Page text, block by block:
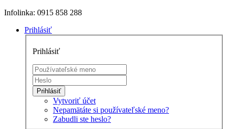
Infolinka: 0915 858 288
Prihlásiť
Prihlásiť
Prihlásiť
Vytvoriť účet
Nepamätáte si používateľské meno?
Zabudli ste heslo?